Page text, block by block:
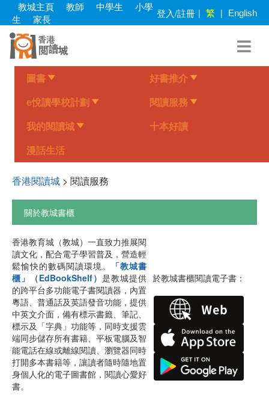
main
content
教城主頁 教師 中學生
小學
生
家長 登入/註冊 | 繁 | English
圖書 好書推介
e悅讀學校計劃 閱讀服務
我的閱讀城 十本好讀
漫話生活
香港閱讀城 > 閱讀服務
關於教城書櫃
於教城書櫃閱讀電子書：
香港教育城（教城）一直致力推展閱
讀文化，配合電子學習普及，營造輕
鬆愉快的數碼閱讀環境。
「教城書
櫃」（EdBookShelf） 是教城提供
的跨平台多功能電子書閱讀器，內置
粵語、普通話及英語發音功能，提供
中英文介面，備有標示書籤、筆記、
標示及「字典」功能等，同時支援雲
端同步儲存所有書籍、平板電腦及智
能電話在線或離線閱讀、瀏覽器同時
打開多本書籍等，讓讀者隨時隨地置
身個人化的電子圖書館，閱讀心愛好
書。